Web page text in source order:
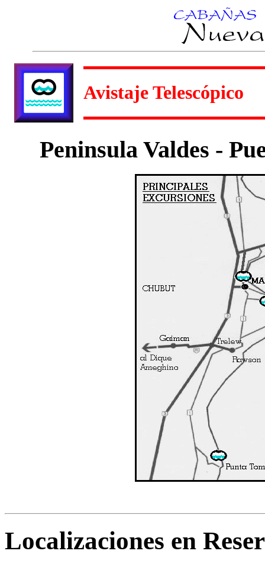
Avistaje Telescópico
Peninsula Valdes -
Localizaciones en